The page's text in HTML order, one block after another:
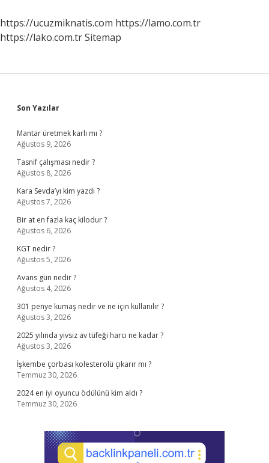
https://ucuzmiknatis.com https://lamo.com.tr
https://lako.com.trSitemap
Sidebar
Son Yazılar
Mantar üretmek karlı mı ?
Ağustos 9, 2026
Tasnif çalışması nedir ?
Ağustos 8, 2026
Kara Sevda’yı kim yazdı ?
Ağustos 7, 2026
Bir at en fazla kaç kilodur ?
Ağustos 6, 2026
KGT nedir ?
Ağustos 5, 2026
Avans gün nedir ?
Ağustos 4, 2026
301 penye kumaş nedir ve ne için kullanılır ?
Ağustos 3, 2026
2025 yılında yivsiz av tüfeği harcı ne kadar ?
Ağustos 3, 2026
İşkembe çorbası kolesterolü çıkarır mı ?
Temmuz 30, 2026
2024 en iyi oyuncu ödülünü kim aldı ?
Temmuz 30, 2026